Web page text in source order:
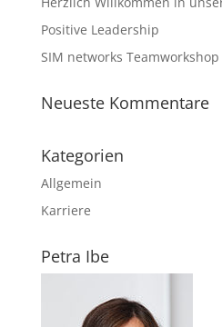
Positive Leadership
SIM networks Teamworkshop
Neueste Kommentare
Kategorien
Allgemein
Karriere
Petra Ibe